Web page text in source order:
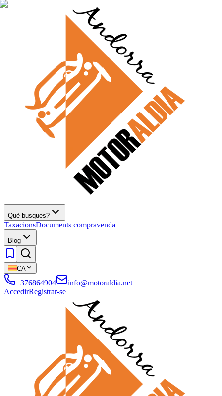
Què busques?
TaxacionsDocuments compravenda
Blog
CA
+376864904
info@motoraldia.net
AccedirRegistrar-se